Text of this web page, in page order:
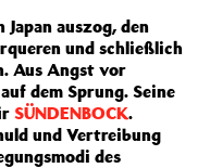
auszog, den
und schließlich
Aus Angst vor
dem Sprung. Seine
SÜNDENBOCK.
und Vertreibung
des